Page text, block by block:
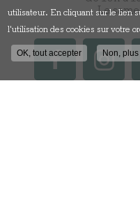
Le
utilisateur. En cliquant sur le lien
l'utilisation des cookies sur votre
OK, tout accepter Non,